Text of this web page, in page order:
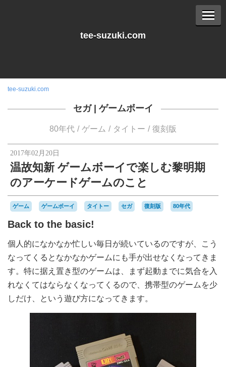
tee-suzuki.com
tee-suzuki.com
セガ| ゲームボーイ
80年代 ゲーム タイトー 復刻版
2017年02月20日
温故知新 ゲームボーイで楽しむ黎明期
のアーケードゲームのこと
ゲーム ゲームボーイ タイトー セガ 復刻版 80年代
Back to the basic!
個人的になかなか忙しい毎日が続いているのですが、こう
なってくるとなかなかゲームにも手が出せなくなってきま
す。特に据え置き型のゲームは、まず起動までに気合を入
れなくてはならなくなってくるので、携帯型のゲームを少
しだけ、という遊び方になってきます。